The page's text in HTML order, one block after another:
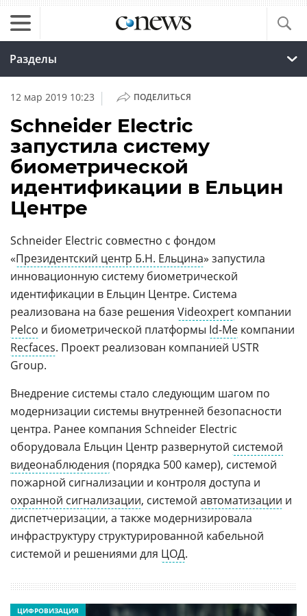
Разделы
12 мар 2019 10:23 | ПОДЕЛИТЬСЯ
Schneider Electriс
запустила систему
биометрической
идентификации в Ельцин
Центре
Schneider Electriс совместно с фондом
«Президентский центр Б.Н. Ельцина» запустила
инновационную систему биометрической
идентификации в Ельцин Центре. Система
реализована на базе решения Videoxpert компании
Pelco и биометрической платформы Id-Me компании
Recfaces. Проект реализован компанией USTR
Group.
Внедрение системы стало следующим шагом по
модернизации системы внутренней безопасности
центра. Ранее компания Schneider Electric
оборудовала Ельцин Центр развернутой системой
видеонаблюдения (порядка 500 камер), системой
пожарной сигнализации и контроля доступа и
охранной сигнализации, системой автоматизации и
диспетчеризации, а также модернизировала
инфраструктуру структурированной кабельной
системой и решениями для ЦОД.
ЦИФРОВИЗАЦИЯ